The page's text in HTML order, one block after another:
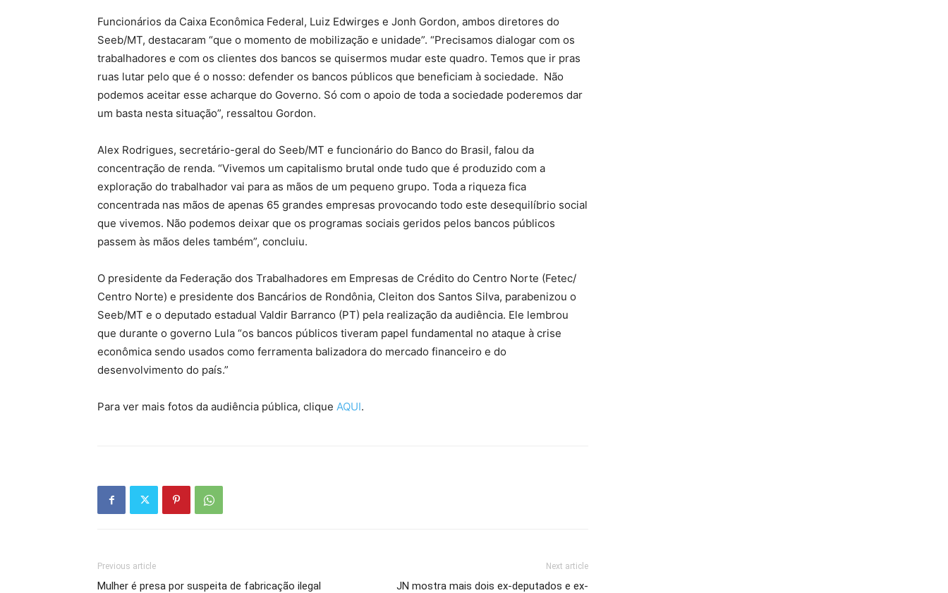
Funcionários da Caixa Econômica Federal, Luiz Edwirges e Jonh Gordon, ambos diretores do
Seeb/MT, destacaram “que o momento de mobilização e unidade”. “Precisamos dialogar com os
trabalhadores e com os clientes dos bancos se quisermos mudar este quadro. Temos que ir pras
ruas lutar pelo que é o nosso: defender os bancos públicos que beneficiam à sociedade. Não
podemos aceitar esse acharque do Governo. Só com o apoio de toda a sociedade poderemos dar
um basta nesta situação”, ressaltou Gordon.
Alex Rodrigues, secretário-geral do Seeb/MT e funcionário do Banco do Brasil, falou da
concentração de renda. “Vivemos um capitalismo brutal onde tudo que é produzido com a
exploração do trabalhador vai para as mãos de um pequeno grupo. Toda a riqueza fica
concentrada nas mãos de apenas 65 grandes empresas provocando todo este desequilíbrio social
que vivemos. Não podemos deixar que os programas sociais geridos pelos bancos públicos
passem às mãos deles também”, concluiu.
O presidente da Federação dos Trabalhadores em Empresas de Crédito do Centro Norte (Fetec/
Centro Norte) e presidente dos Bancários de Rondônia, Cleiton dos Santos Silva, parabenizou o
Seeb/MT e o deputado estadual Valdir Barranco (PT) pela realização da audiência. Ele lembrou
que durante o governo Lula “os bancos públicos tiveram papel fundamental no ataque à crise
econômica sendo usados como ferramenta balizadora do mercado financeiro e do
desenvolvimento do país.”
Para ver mais fotos da audiência pública, clique AQUI.
Previous article
Mulher é presa por suspeita de fabricação ilegal
Next article
JN mostra mais dois ex-deputados e ex-